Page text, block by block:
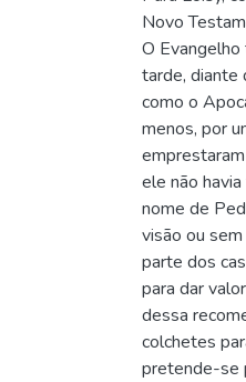
Novo
O Evangelho
tarde, diante
como o
menos, por
ele não
nome de
visão ou
parte dos
para dar
dessa
colchetes
pretende-se